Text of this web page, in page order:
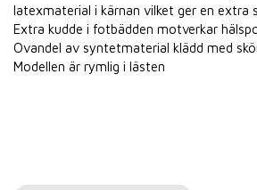
latexmaterial i kärnan vilket ger en extra
Extra kudde i fotbädden motverkar
Ovandel av syntetmaterial klädd med
Modellen är rymlig i lästen